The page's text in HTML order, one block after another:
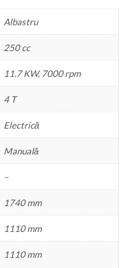
Albastru
250 cc
11.7 KW, 7000 rpm
4 T
Electrică
Manuală
–
1740 mm
1110 mm
1110 mm